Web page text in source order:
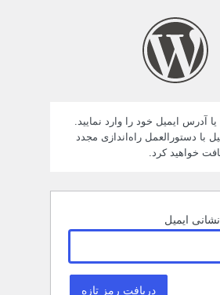
آدرس ایمیل خود را وارد نمایید.
با دستورالعمل راه‌اندازی مجدد
خواهید کرد.
ایمیل